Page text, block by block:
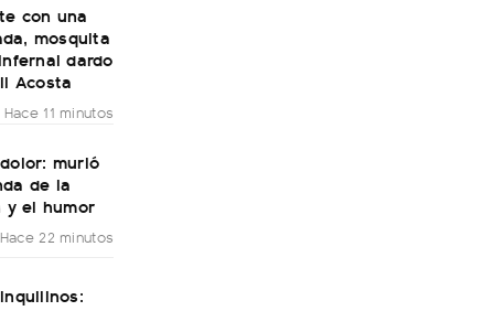
con una
mosquita
dardo
Acosta
Hace 11 minutos
murió
de la
y el humor
Hace 22 minutos